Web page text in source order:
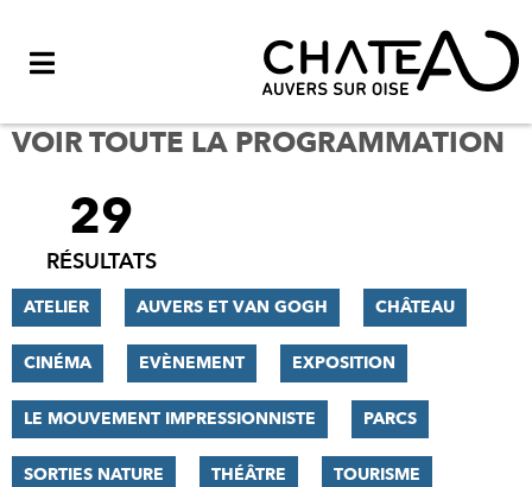
VOIR TOUTE LA PROGRAMMATION
FILTRER
RÉSULTATS
29
RÉSULTATS
ATELIER AUVERS ET VAN GOGH CHÂTEAU
CINÉMA EVÈNEMENT EXPOSITION
LE MOUVEMENT IMPRESSIONNISTE PARCS
SORTIES NATURE THÉÂTRE TOURISME